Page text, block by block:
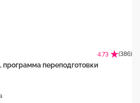
4.73 (386)
переподготовки